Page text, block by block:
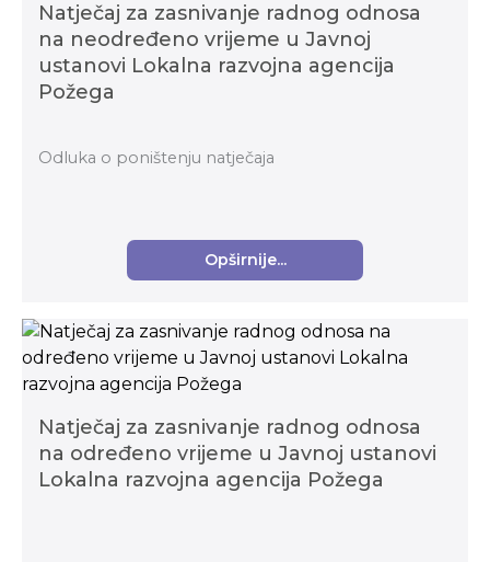
Natječaj za zasnivanje radnog odnosa
na neodređeno vrijeme u Javnoj
ustanovi Lokalna razvojna agencija
Požega
Odluka o poništenju natječaja
Opširnije...
Natječaj za zasnivanje radnog odnosa
na određeno vrijeme u Javnoj ustanovi
Lokalna razvojna agencija Požega